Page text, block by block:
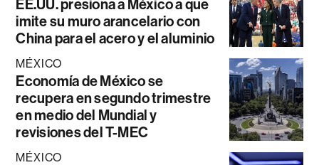
EE.UU. presiona a México a que
imite su muro arancelario con
China para el acero y el aluminio
MÉXICO
Economía de México se
recupera en segundo trimestre
en medio del Mundial y
revisiones del T-MEC
MÉXICO